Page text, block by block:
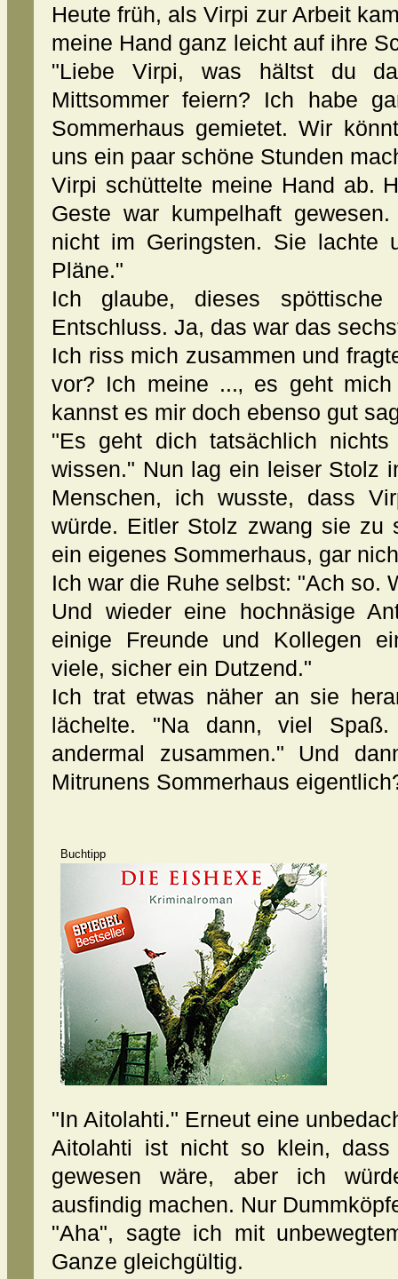
Heute früh, als Virpi zur Arbeit
meine Hand ganz leicht auf ihre
"Liebe Virpi, was hältst du
Mittsommer feiern? Ich habe
Sommerhaus gemietet. Wir
uns ein paar schöne Stunden
Virpi schüttelte meine Hand ab.
Geste war kumpelhaft
nicht im Geringsten. Sie lachte
Pläne."
Ich glaube, dieses spöttische
Entschluss. Ja, das war das
Ich riss mich zusammen und
vor? Ich meine ...‚ es geht
kannst es mir doch ebenso gut
"Es geht dich tatsächlich
wissen." Nun lag ein leiser Stolz
Menschen, ich wusste, dass
würde. Eitler Stolz zwang sie zu
ein eigenes Sommerhaus, gar
Ich war die Ruhe selbst: "Ach so.
Und wieder eine hochnäsige
einige Freunde und Kollegen
viele, sicher ein Dutzend."
Ich trat etwas näher an sie
lächelte. "Na dann, viel
andermal zusammen." Und
Mitrunens Sommerhaus
Buchtipp
"In Aitolahti." Erneut eine
Aitolahti ist nicht so klein,
gewesen wäre, aber ich
ausfindig machen. Nur
"Aha", sagte ich mit
Ganze gleichgültig.